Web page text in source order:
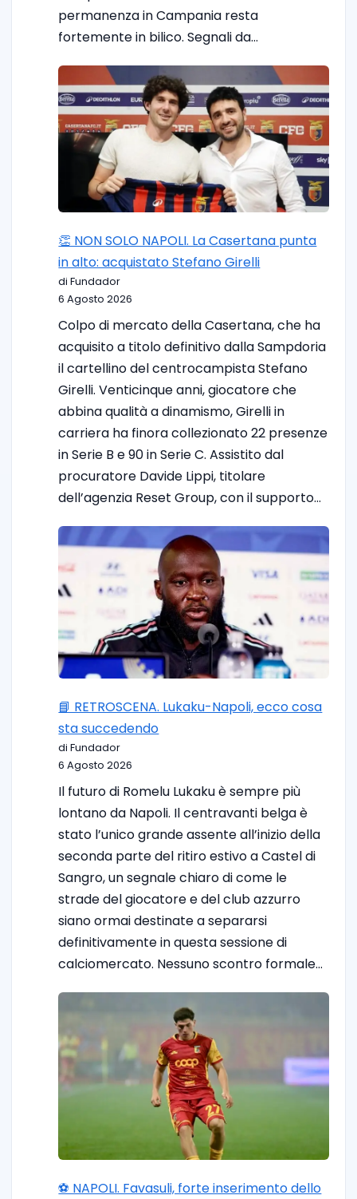
permanenza in Campania resta
fortemente in bilico. Segnali da…
👏 NON SOLO NAPOLI. La Casertana punta
in alto: acquistato Stefano Girelli
di Fundador
6 Agosto 2026
Colpo di mercato della Casertana, che ha
acquisito a titolo definitivo dalla Sampdoria
il cartellino del centrocampista Stefano
Girelli. Venticinque anni, giocatore che
abbina qualità a dinamismo, Girelli in
carriera ha finora collezionato 22 presenze
in Serie B e 90 in Serie C. Assistito dal
procuratore Davide Lippi, titolare
dell’agenzia Reset Group, con il supporto…
📘 RETROSCENA. Lukaku-Napoli, ecco cosa
sta succedendo
di Fundador
6 Agosto 2026
Il futuro di Romelu Lukaku è sempre più
lontano da Napoli. Il centravanti belga è
stato l’unico grande assente all’inizio della
seconda parte del ritiro estivo a Castel di
Sangro, un segnale chiaro di come le
strade del giocatore e del club azzurro
siano ormai destinate a separarsi
definitivamente in questa sessione di
calciomercato. Nessuno scontro formale…
⚽️ NAPOLI. Favasuli, forte inserimento dello